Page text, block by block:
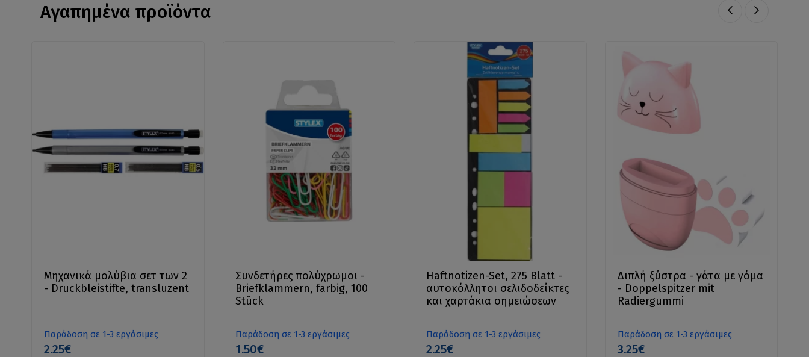
Αγαπημένα προϊόντα
Μηχανικά μολύβια σετ των 2
- Druckbleistifte, transluzent
Παράδοση σε 1-3 εργάσιμες
2.25€
Συνδετήρες πολύχρωμοι -
Briefklammern, farbig, 100
Stück
Παράδοση σε 1-3 εργάσιμες
1.50€
Haftnotizen-Set, 275 Blatt -
αυτοκόλλητοι σελιδοδείκτες
και χαρτάκια σημειώσεων
Παράδοση σε 1-3 εργάσιμες
2.25€
Διπλή ξύστρα - γάτα με γόμα
- Doppelspitzer mit
Radiergummi
Παράδοση σε 1-3 εργάσιμες
3.25€